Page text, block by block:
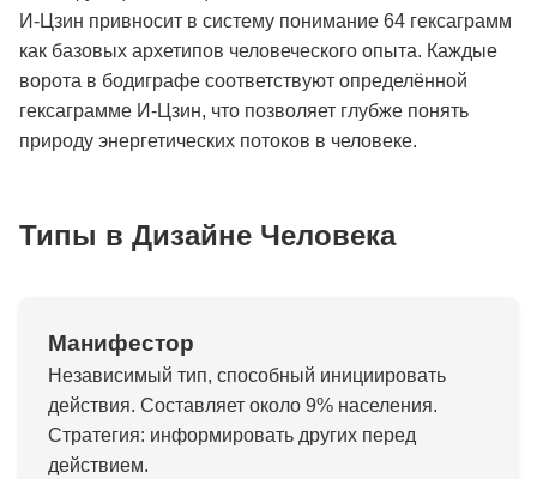
И-Цзин привносит в систему понимание 64 гексаграмм
как базовых архетипов человеческого опыта. Каждые
ворота в бодиграфе соответствуют определённой
гексаграмме И-Цзин, что позволяет глубже понять
природу энергетических потоков в человеке.
Типы в Дизайне Человека
Манифестор
Независимый тип, способный инициировать
действия. Составляет около 9% населения.
Стратегия: информировать других перед
действием.